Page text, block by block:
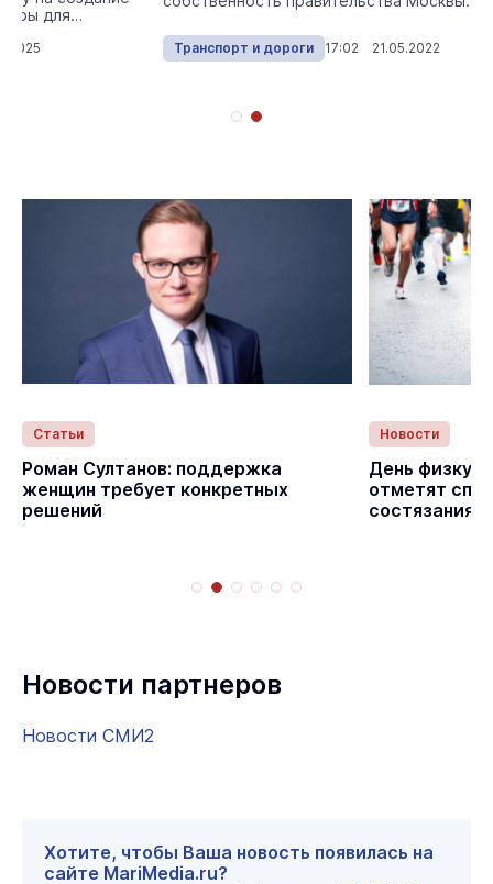
для
Транспорт и дороги 17:02 21.05.2022
Статьи
Роман Султанов: поддержка
женщин требует конкретных
решений
Новости
День
отметят
Новости партнеров
Новости СМИ2
Хотите, чтобы Ваша новость появилась на
сайте MariMedia.ru?